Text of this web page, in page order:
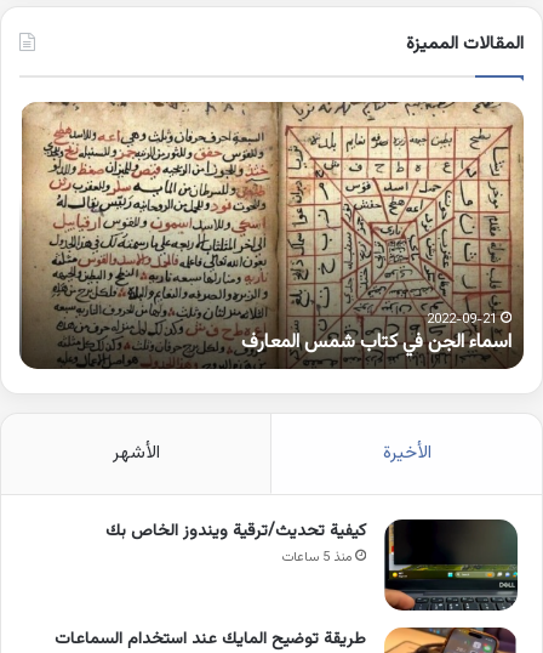
المقالات المميزة
اسماء
الجن
في
كتاب
شمس
المعارف
2022-09-21
اسماء الجن في كتاب شمس المعارف
الأخيرة الأشهر
كيفية تحديث/ترقية ويندوز الخاص بك
منذ 5 ساعات
طريقة توضيح المايك عند استخدام السماعات